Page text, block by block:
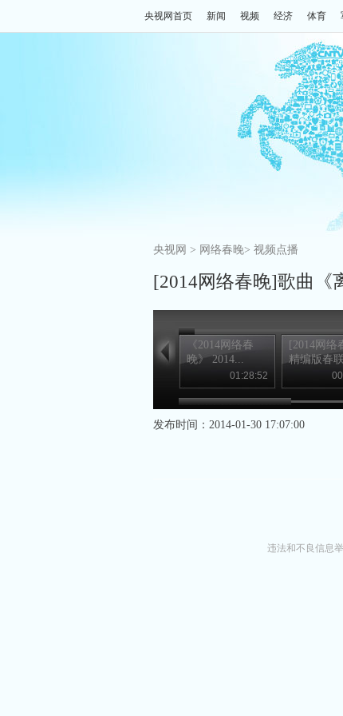
央视网首页 新闻 视频 经济 体育
央视网 > 网络春晚> 视频点播
[2014网络春晚]歌曲《
《2014网络春
晚》 2014...
01:28:52
[2014网络
精编版春
发布时间：2014-01-30 17:07:00
违法和不良信息